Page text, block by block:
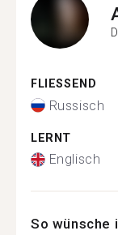
FLIESSEND
Russisch
LERNT
Englisch
So wünsche